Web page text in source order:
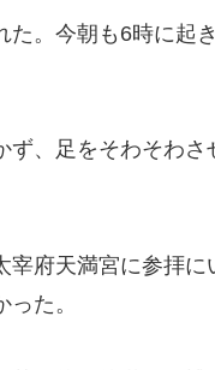
。今朝も6時に起
、足をそわそわ
府天満宮に参拝
た。